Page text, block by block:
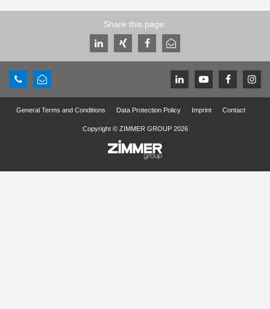
Share this page:
General Terms and Conditions Data Protection Policy Imprint Contact
Copyright © ZIMMER GROUP 2026